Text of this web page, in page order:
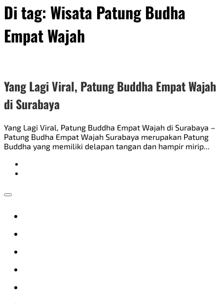
Di tag: Wisata Patung Budha
Empat Wajah
Yang Lagi Viral, Patung Buddha Empat Wajah
di Surabaya
Yang Lagi Viral, Patung Buddha Empat Wajah di Surabaya –
Patung Budha Empat Wajah Surabaya merupakan Patung
Buddha yang memiliki delapan tangan dan hampir mirip...